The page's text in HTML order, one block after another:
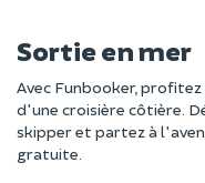
Sortie en mer
Avec Funbooker,
d'une croisière côtière.
skipper et partez à
gratuite.